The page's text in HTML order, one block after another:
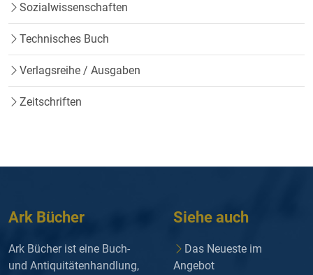
Sozialwissenschaften
Technisches Buch
Verlagsreihe / Ausgaben
Zeitschriften
Ark Bücher
Ark Bücher ist eine Buch-
und Antiquitätenhandlung,
Siehe auch
Das Neueste im
Angebot